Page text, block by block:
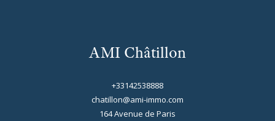
AMI Châtillon
+33142538888
chatillon@ami-immo.com
164 Avenue de Paris